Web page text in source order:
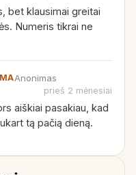
bet klausimai greitai
Numeris tikrai ne
Anonimas
prieš 2 mėnesiai
aiškiai pasakiau, kad
tą pačią dieną.